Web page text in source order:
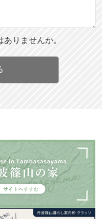
ありませんか。